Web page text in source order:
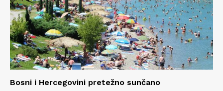
Bosni i Hercegovini pretežno sunčano